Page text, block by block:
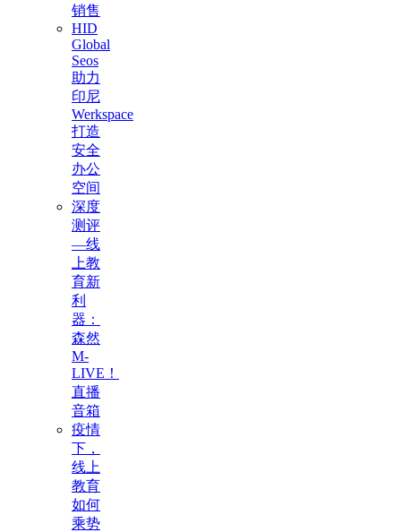
销售
HID
Global
Seos
助力
印尼
Werkspace
打造
安全
办公
空间
深度
测评
—线
上教
育新
利
器：
森然
M-
LIVE！
直播
音箱
疫情
下，
线上
教育
如何
乘势